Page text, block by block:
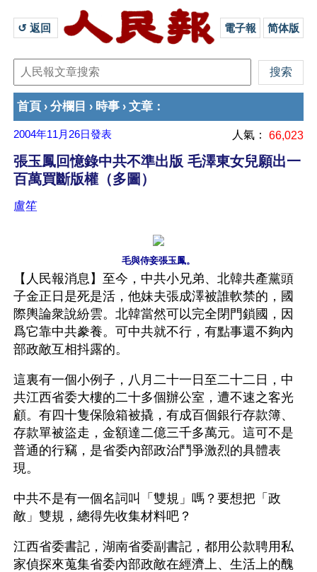
↺ 返回 電子報 简体版
首頁 › 分欄目 › 時事 › 文章 ：
2004年11月26日發表 人氣： 66,023
張玉鳳回憶錄中共不準出版 毛澤東女兒願出一
百萬買斷版權（多圖）
盧笙
毛與侍妾張玉鳳。
【人民報消息】至今，中共小兄弟、北韓共產黨頭
子金正日是死是活，他妹夫張成澤被誰軟禁的，國
際輿論衆說紛雲。北韓當然可以完全閉門鎖國，因
爲它靠中共豢養。可中共就不行，有點事還不夠內
部政敵互相抖露的。
這裏有一個小例子，八月二十一日至二十二日，中
共江西省委大樓的二十多個辦公室，遭不速之客光
顧。有四十隻保險箱被撬，有成百個銀行存款簿、
存款單被盜走，金額達二億三千多萬元。這可不是
普通的行竊，是省委內部政治鬥爭激烈的具體表
現。
中共不是有一個名詞叫「雙規」嗎？要想把「政
敵」雙規，總得先收集材料吧？
江西省委書記，湖南省委副書記，都用公款聘用私
家偵探來蒐集省委內部政敵在經濟上、生活上的醜